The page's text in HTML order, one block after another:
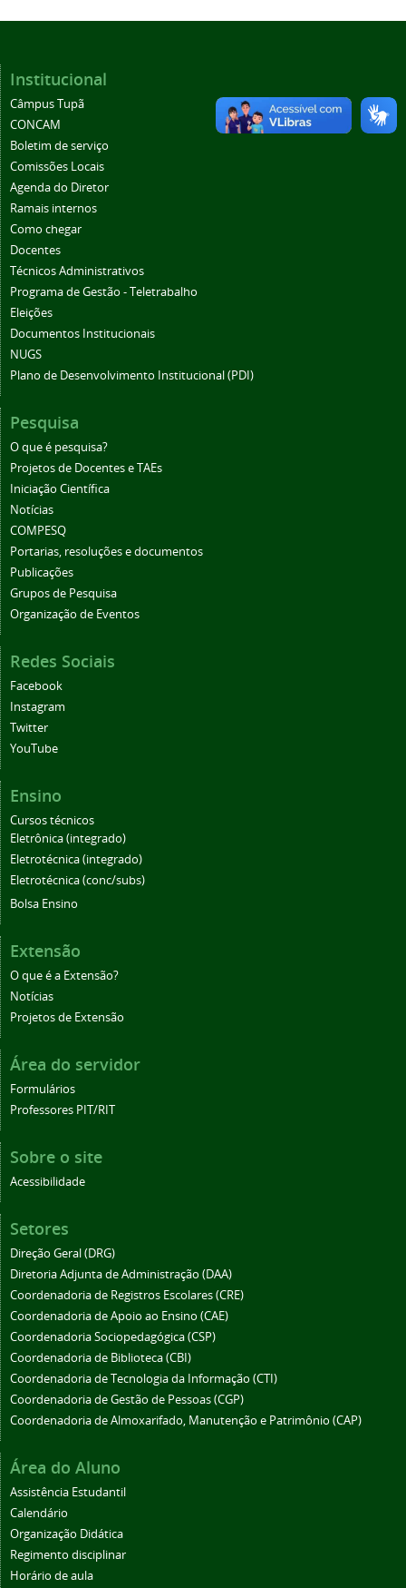
Institucional
Câmpus Tupã
CONCAM
Boletim de serviço
Comissões Locais
Agenda do Diretor
Ramais internos
Como chegar
Docentes
Técnicos Administrativos
Programa de Gestão - Teletrabalho
Eleições
Documentos Institucionais
NUGS
Plano de Desenvolvimento Institucional (PDI)
Pesquisa
O que é pesquisa?
Projetos de Docentes e TAEs
Iniciação Científica
Notícias
COMPESQ
Portarias, resoluções e documentos
Publicações
Grupos de Pesquisa
Organização de Eventos
Redes Sociais
Facebook
Instagram
Twitter
YouTube
Ensino
Cursos técnicos
Eletrônica (integrado)
Eletrotécnica (integrado)
Eletrotécnica (conc/subs)
Bolsa Ensino
Extensão
O que é a Extensão?
Notícias
Projetos de Extensão
Área do servidor
Formulários
Professores PIT/RIT
Sobre o site
Acessibilidade
Setores
Direção Geral (DRG)
Diretoria Adjunta de Administração (DAA)
Coordenadoria de Registros Escolares (CRE)
Coordenadoria de Apoio ao Ensino (CAE)
Coordenadoria Sociopedagógica (CSP)
Coordenadoria de Biblioteca (CBI)
Coordenadoria de Tecnologia da Informação (CTI)
Coordenadoria de Gestão de Pessoas (CGP)
Coordenadoria de Almoxarifado, Manutenção e Patrimônio (CAP)
Área do Aluno
Assistência Estudantil
Calendário
Organização Didática
Regimento disciplinar
Horário de aula